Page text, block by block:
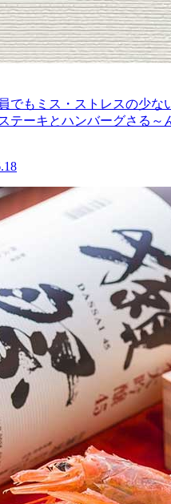
でもミス・ストレスの少な
テーキとハンバーグさる～